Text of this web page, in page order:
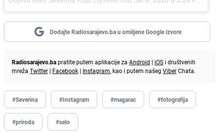
Dodajte Radiosarajevo.ba u omiljene Google izvore
Radiosarajevo.bapratite putem aplikacije za Android | iOS i društvenih
mreža Twitter | Facebook | Instagram, kao i putem našeg ViberChata.
#Severina #Instagram #magarac #fotografija
#priroda #selo